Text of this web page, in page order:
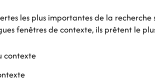
les plus importantes de la
fenêtres de contexte, ils prêtent le
contexte